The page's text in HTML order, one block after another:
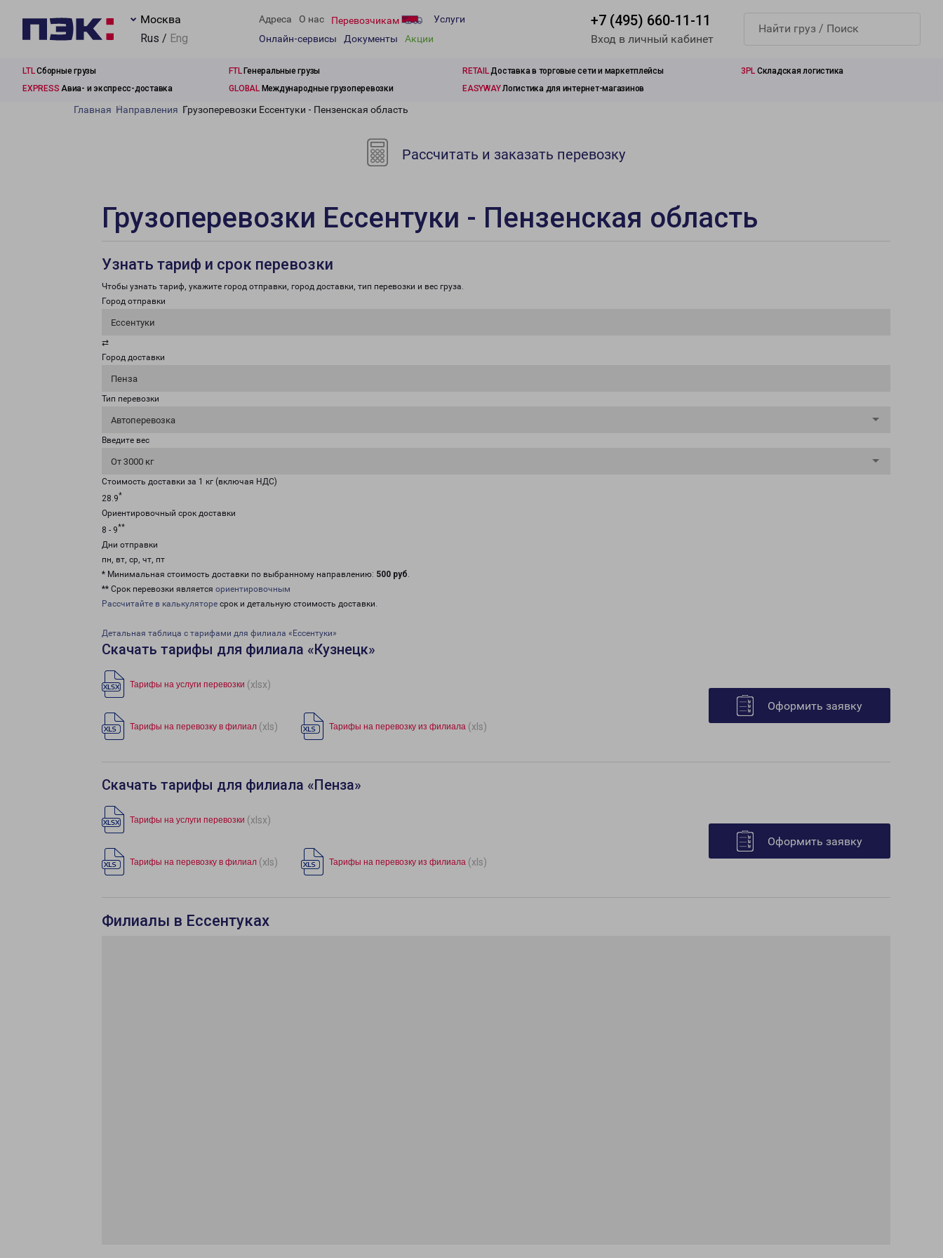
Москва
Rus / Eng
Адреса О нас Перевозчикам
Услуги
Онлайн-сервисы
Документы Акции
+7 (495) 660-11-11
Вход в личный кабинет
LTLСборные грузы FTLГенеральные грузы RETAILДоставка в торговые сети и маркетплейсы 3PL Складская логистика
EXPRESS Авиа- и экспресс-доставка GLOBALМеждународные грузоперевозки EASYWAYЛогистика для интернет-магазинов
Главная Направления Грузоперевозки Ессентуки - Пензенская область
Рассчитать и заказать перевозку
Грузоперевозки Ессентуки - Пензенская область
Узнать тариф и срок перевозки
Чтобы узнать тариф, укажите город отправки, город доставки, тип перевозки и вес груза.
Город отправки
Ессентуки
⇄
Город доставки
Пенза
Тип перевозки
Автоперевозка
Введите вес
От 3000 кг
Стоимость доставки за 1 кг (включая НДС)
28.9*
Ориентировочный срок доставки
8 - 9**
Дни отправки
пн, вт, ср, чт, пт
* Минимальная стоимость доставки по выбранному направлению: 500 руб.
** Срок перевозки является ориентировочным
Рассчитайте в калькуляторе срок и детальную стоимость доставки.
Детальная таблица с тарифами для филиала «Ессентуки»
Скачать тарифы для филиала «Кузнецк»
Тарифы на услуги перевозки (xlsx)
Тарифы на перевозку в филиал (xls) Тарифы на перевозку из филиала (xls)
Оформить заявку
Скачать тарифы для филиала «Пенза»
Тарифы на услуги перевозки (xlsx)
Тарифы на перевозку в филиал (xls) Тарифы на перевозку из филиала (xls)
Оформить заявку
Филиалы в Ессентуках